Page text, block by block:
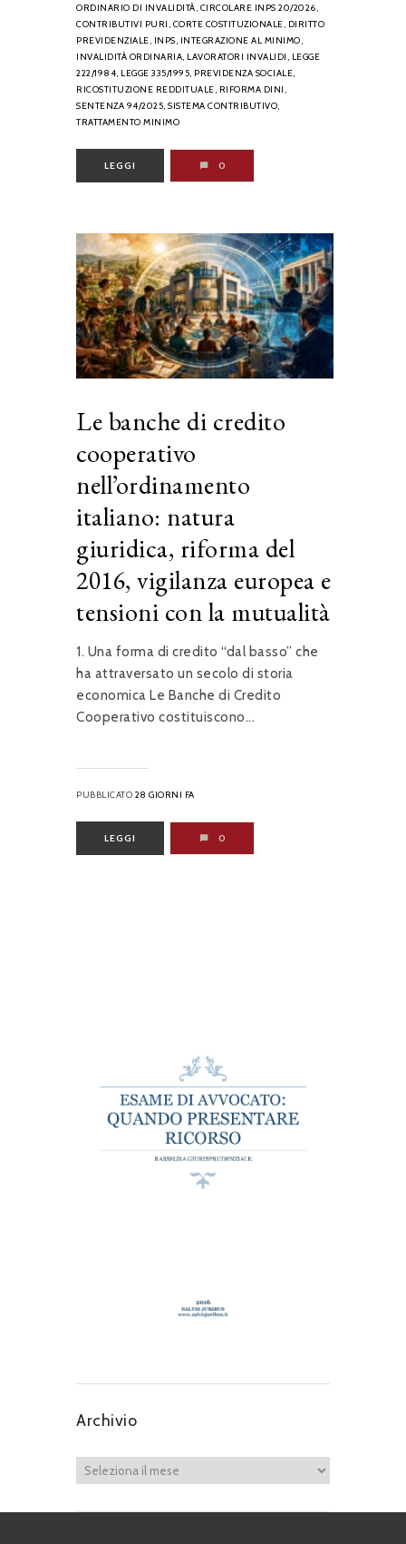
ORDINARIO DI INVALIDITÀ, CIRCOLARE INPS 20/2026,
CONTRIBUTIVI PURI, CORTE COSTITUZIONALE, DIRITTO
PREVIDENZIALE, INPS, INTEGRAZIONE AL MINIMO,
INVALIDITÀ ORDINARIA, LAVORATORI INVALIDI, LEGGE
222/1984, LEGGE 335/1995, PREVIDENZA SOCIALE,
RICOSTITUZIONE REDDITUALE, RIFORMA DINI,
SENTENZA 94/2025, SISTEMA CONTRIBUTIVO,
TRATTAMENTO MINIMO
LEGGI 0
Le banche di credito
cooperativo
nell’ordinamento
italiano: natura
giuridica, riforma del
2016, vigilanza europea e
tensioni con la mutualità
1. Una forma di credito “dal basso” che
ha attraversato un secolo di storia
economica Le Banche di Credito
Cooperativo costituiscono...
PUBBLICATO 28 GIORNI FA
LEGGI 0
Archivio